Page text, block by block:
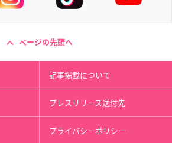
ページの先頭へ
記事掲載について
プレスリリース送付先
プライバシーポリシー